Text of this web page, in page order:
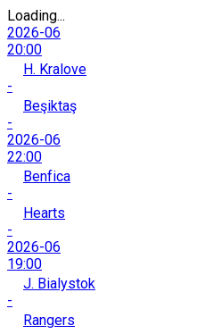
Loading...
2026-06
20:00
H. Kralove
-
Beşiktaş
-
2026-06
22:00
Benfica
-
Hearts
-
2026-06
19:00
J. Bialystok
-
Rangers